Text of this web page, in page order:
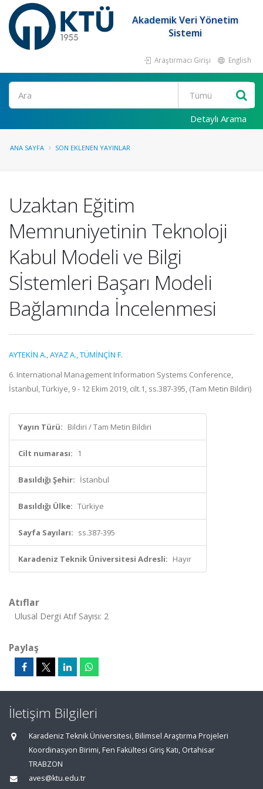
Akademik Veri Yönetim
Sistemi
Araştırmacı Girişi English
Ara
Detaylı Arama
ANA SAYFA SON EKLENEN YAYINLAR
Uzaktan Eğitim
Memnuniyetinin Teknoloji
Kabul Modeli ve Bilgi
Sİstemleri Başarı Modeli
Bağlamında İncelenmesi
AYTEKİN A.,AYAZ A.,TÜMİNÇİN F.
6. International Management Information Systems Conference,
İstanbul, Türkiye, 9 - 12 Ekim 2019, cilt.1, ss.387-395, (Tam Metin Bildiri)
Yayın Türü: Bildiri / Tam Metin Bildiri
Cilt numarası: 1
Basıldığı Şehir: İstanbul
Basıldığı Ülke: Türkiye
Sayfa Sayıları: ss.387-395
Karadeniz Teknik Üniversitesi Adresli: Hayır
Atıflar
Ulusal Dergi Atıf Sayısı: 2
Paylaş
İletişim Bilgileri
Karadeniz Teknik Üniversitesi, Bilimsel Araştırma Projeleri
Koordinasyon Birimi, Fen Fakültesi Giriş Katı, Ortahisar
TRABZON
aves@ktu.edu.tr